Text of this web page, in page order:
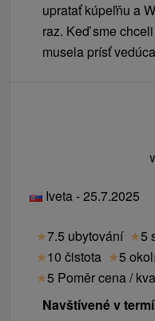
upratať kúpeľňu a
raz. Keď sme
musela prísť
Iveta - 25.7.2025
★7.5 ubytování ★5
★10 čistota ★5
★5 Poměr cena /
Navštívené v